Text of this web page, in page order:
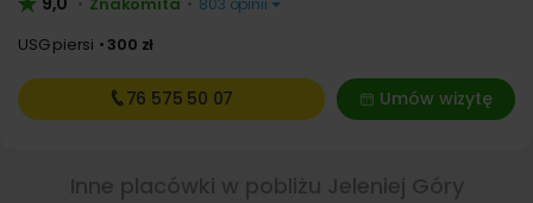
• • 803 opinii
USG piersi 300 zł
Umów wizytę
76 575 50 07